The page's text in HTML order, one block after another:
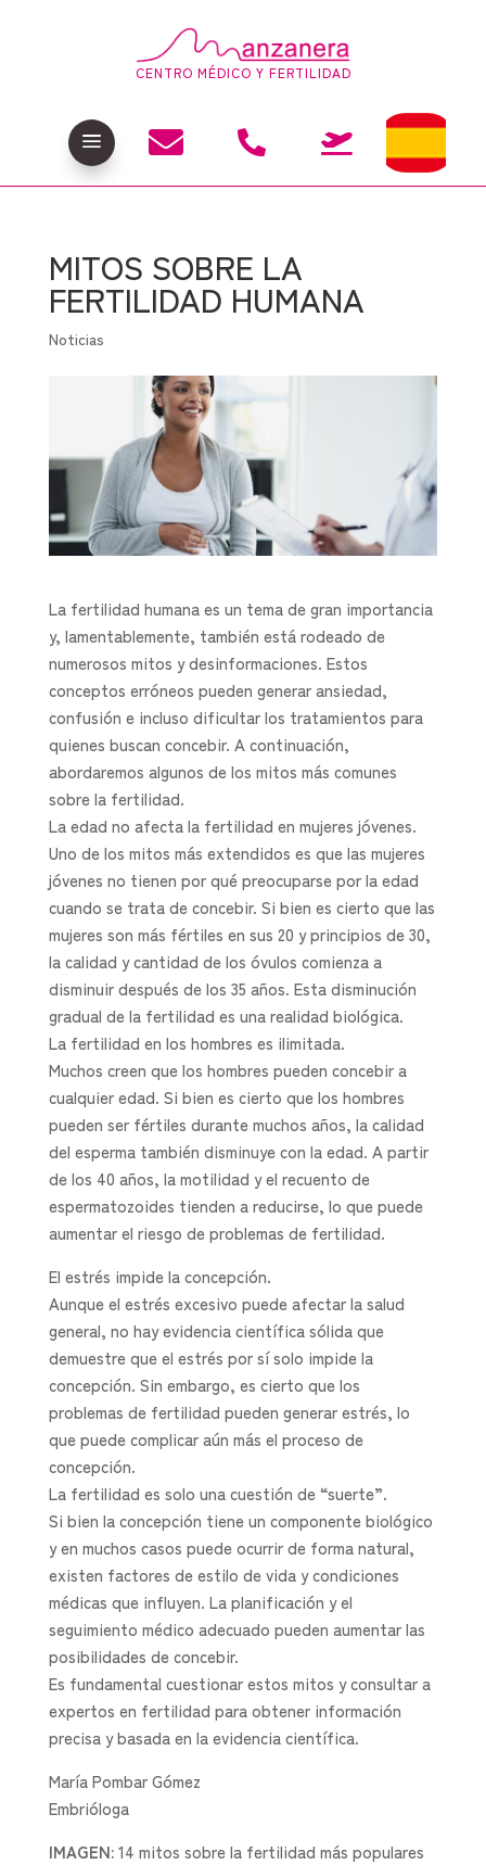
CENTRO MÉDICO Y FERTILIDAD
a   
MITOS SOBRE LA
FERTILIDAD HUMANA
Noticias
La fertilidad humana es un tema de gran importancia
y, lamentablemente, también está rodeado de
numerosos mitos y desinformaciones. Estos
conceptos erróneos pueden generar ansiedad,
confusión e incluso dificultar los tratamientos para
quienes buscan concebir. A continuación,
abordaremos algunos de los mitos más comunes
sobre la fertilidad.
La edad no afecta la fertilidad en mujeres jóvenes.
Uno de los mitos más extendidos es que las mujeres
jóvenes no tienen por qué preocuparse por la edad
cuando se trata de concebir. Si bien es cierto que las
mujeres son más fértiles en sus 20 y principios de 30,
la calidad y cantidad de los óvulos comienza a
disminuir después de los 35 años. Esta disminución
gradual de la fertilidad es una realidad biológica.
La fertilidad en los hombres es ilimitada.
Muchos creen que los hombres pueden concebir a
cualquier edad. Si bien es cierto que los hombres
pueden ser fértiles durante muchos años, la calidad
del esperma también disminuye con la edad. A partir
de los 40 años, la motilidad y el recuento de
espermatozoides tienden a reducirse, lo que puede
aumentar el riesgo de problemas de fertilidad.
El estrés impide la concepción.
Aunque el estrés excesivo puede afectar la salud
general, no hay evidencia científica sólida que
demuestre que el estrés por sí solo impide la
concepción. Sin embargo, es cierto que los
problemas de fertilidad pueden generar estrés, lo
que puede complicar aún más el proceso de
concepción.
La fertilidad es solo una cuestión de “suerte”.
Si bien la concepción tiene un componente biológico
y en muchos casos puede ocurrir de forma natural,
existen factores de estilo de vida y condiciones
médicas que influyen. La planificación y el
seguimiento médico adecuado pueden aumentar las
posibilidades de concebir.
Es fundamental cuestionar estos mitos y consultar a
expertos en fertilidad para obtener información
precisa y basada en la evidencia científica.
María Pombar Gómez
Embrióloga
IMAGEN:14 mitos sobre la fertilidad más populares